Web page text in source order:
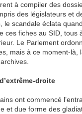
à compiler des
des législateurs et
le scandale éclata
ces fiches au SID, tous
Le Parlement
mais à ce moment-là,
extrême-droite
ont commencé
et due forme des